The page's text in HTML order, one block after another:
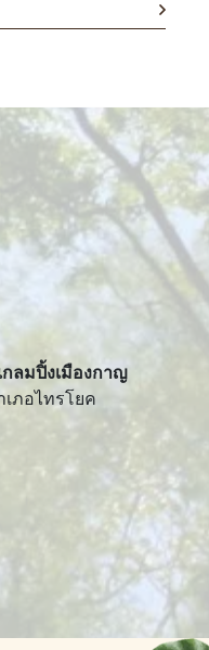
ลมปิ้งเมืองกาญ
เภอไทรโยค